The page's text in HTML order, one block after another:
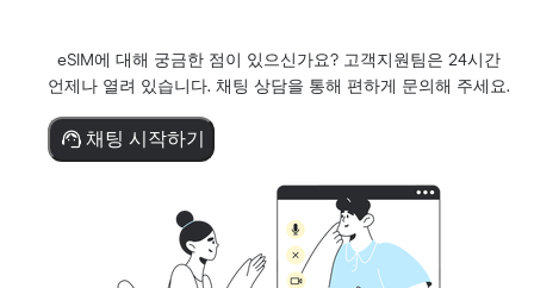
eSIM에 대해 궁금한 점이 있으신가요? 고객지원팀은 24시간
언제나 열려 있습니다. 채팅 상담을 통해 편하게 문의해 주세요.
채팅 시작하기